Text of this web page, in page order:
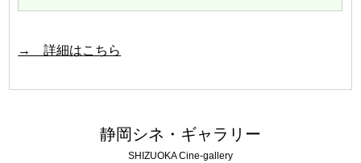
→ 詳細はこちら
静岡シネ・ギャラリー
SHIZUOKA Cine-gallery